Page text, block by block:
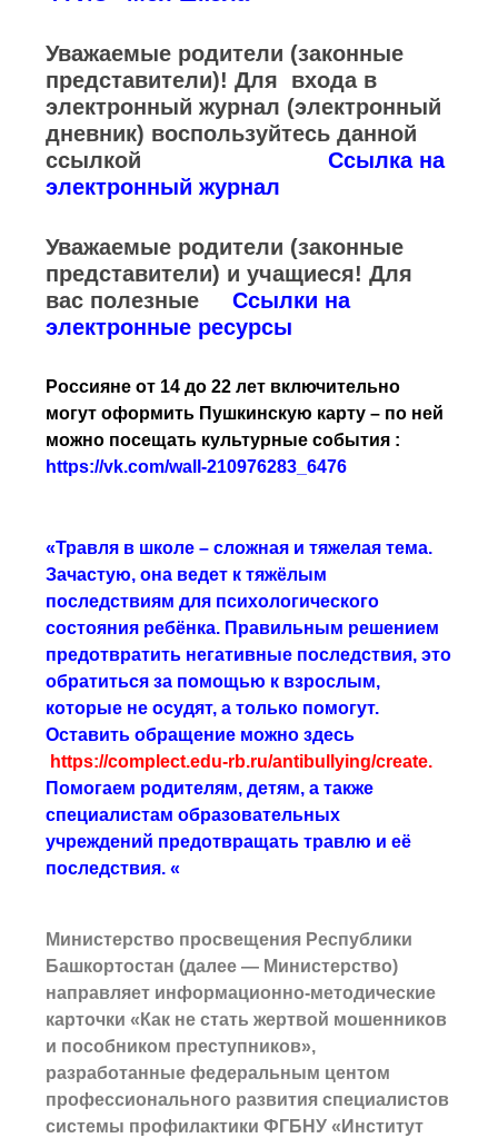
Уважаемые родители (законные
представители)! Для входа в
электронный журнал (электронный
дневник) воспользуйтесь данной
ссылкойСсылка на
электронный журнал
Уважаемые родители (законные
представители) и учащиеся! Для
вас полезныеСсылки на
электронные ресурсы
Россияне от 14 до 22 лет включительно
могут оформить Пушкинскую карту – по ней
можно посещать культурные события :
https://vk.com/wall-210976283_6476
«Травля в школе – сложная и тяжелая тема.
Зачастую, она ведет к тяжёлым
последствиям для психологического
состояния ребёнка. Правильным решением
предотвратить негативные последствия, это
обратиться за помощью к взрослым,
которые не осудят, а только помогут.
Оставить обращение можно здесь
https://complect.edu-rb.ru/antibullying/create.
Помогаем родителям, детям, а также
специалистам образовательных
учреждений предотвращать травлю и её
последствия. «
Министерство просвещения Республики
Башкортостан (далее — Министерство)
направляет информационно-методические
карточки «Как не стать жертвой мошенников
и пособником преступников»,
разработанные федеральным центом
профессионального развития специалистов
системы профилактики ФГБНУ «Институт